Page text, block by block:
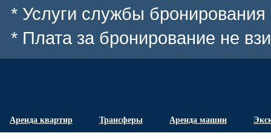
* Услуги службы
* Плата за бронирование не
Аренда квартир Трансферы Аренда машин